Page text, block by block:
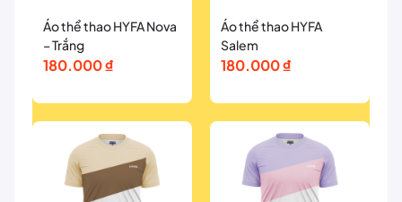
Áo thể thao HYFA Nova
– Trắng
180.000₫
Áo thể thao HYFA
Salem
180.000₫